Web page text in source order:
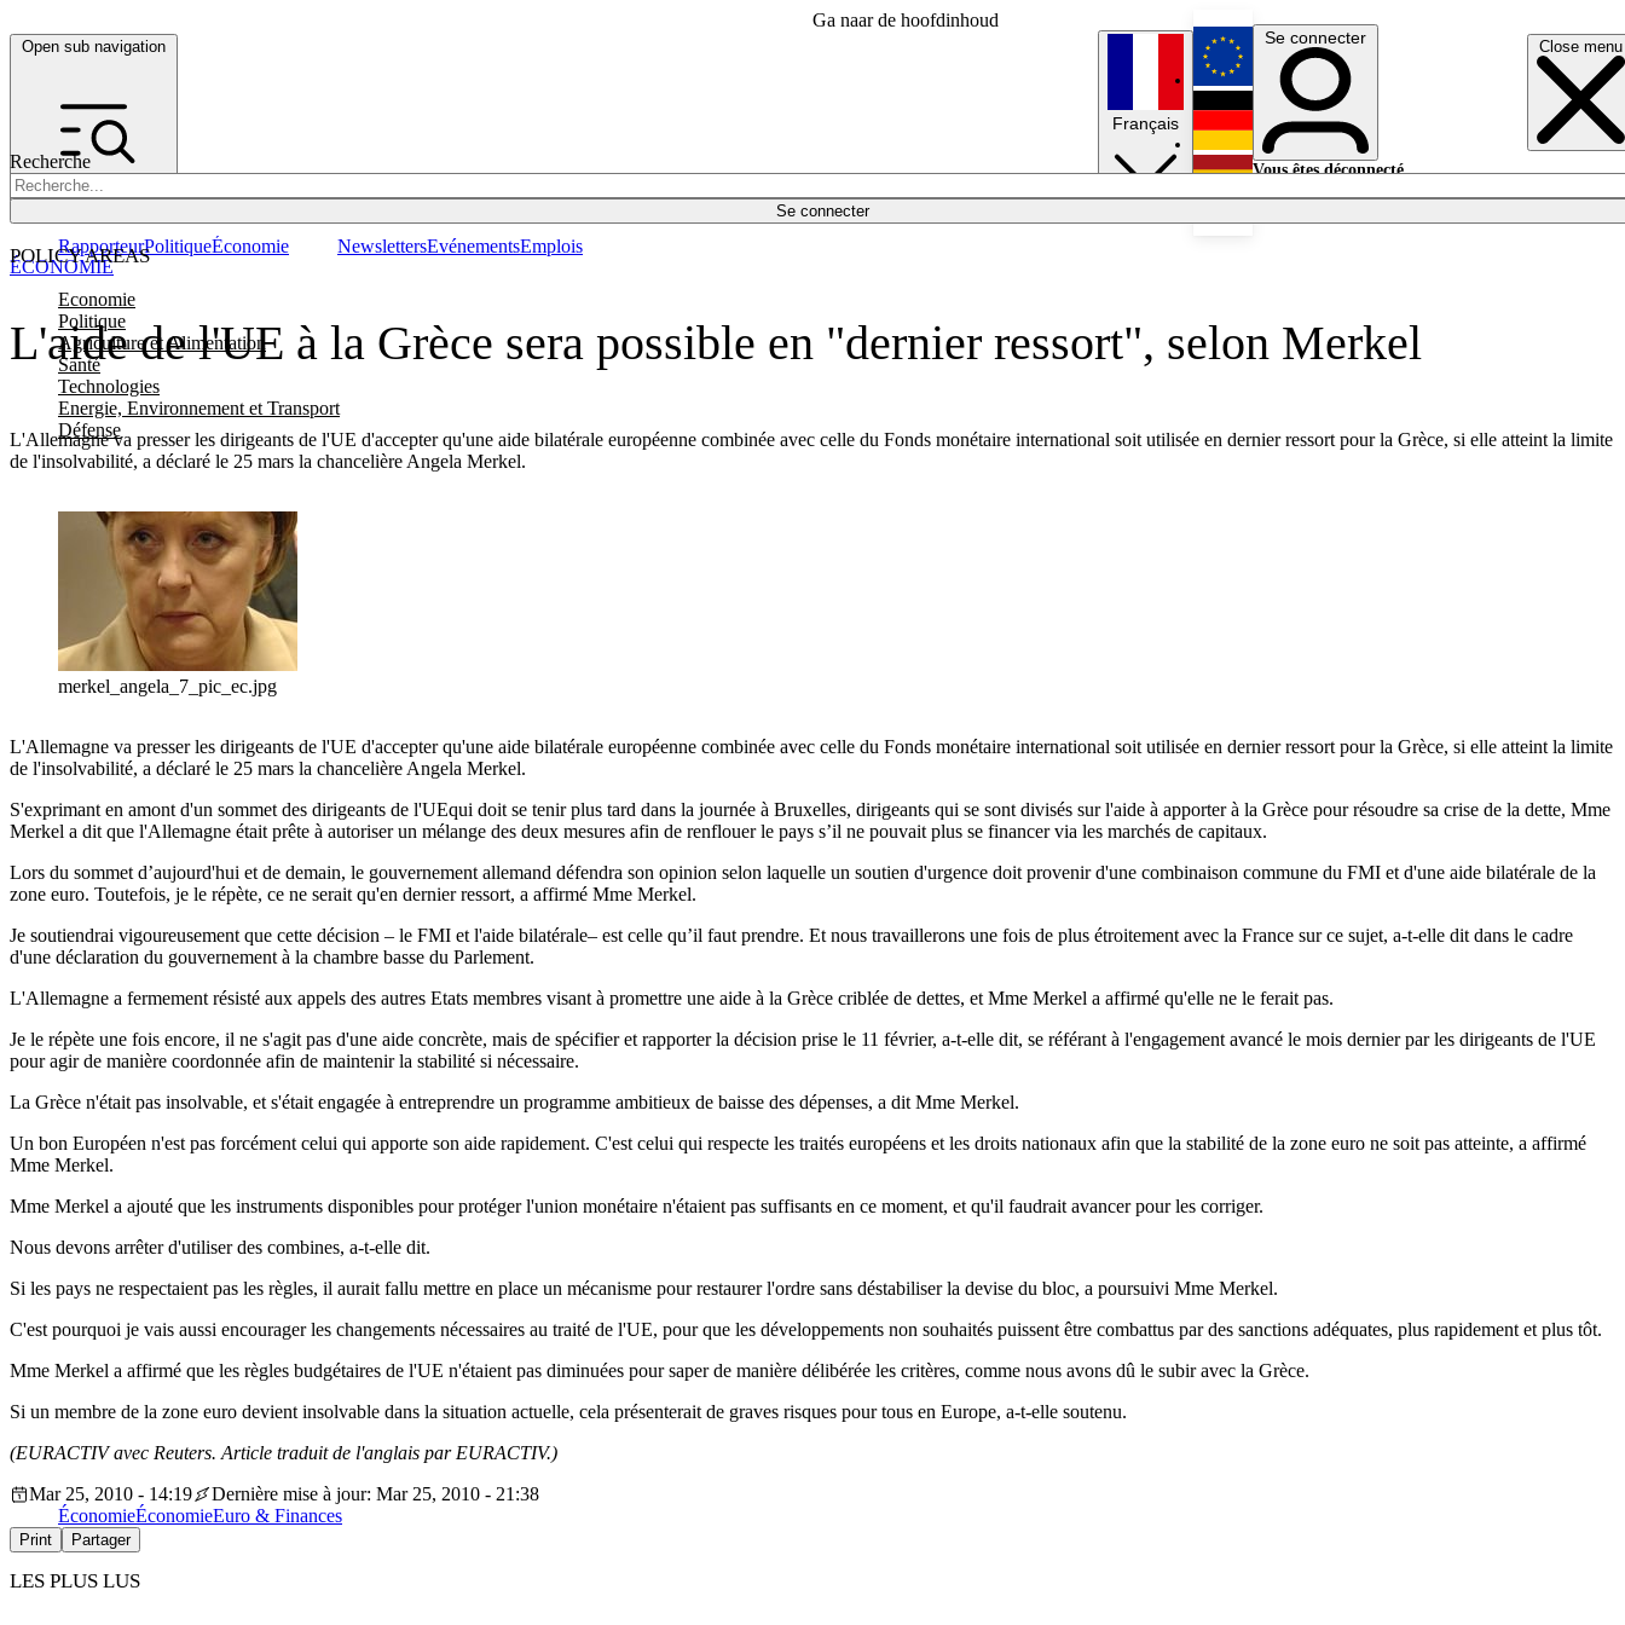
Ga naar de hoofdinhoud
Open sub navigation Close menu
Recherche
Se connecter
POLICY AREAS
Economie
Politique
Agriculture et Alimentation
Santé
Technologies
Energie, Environnement et Transport
Défense
RapporteurPolitiqueÉconomie NewslettersEvénementsEmplois
Français
English
Deutsch
Se connecter
Vous êtes déconnecté.
L'aide de l'UE à la Grèce sera possible en "dernier ressort", selon Merkel
L'Allemagne va presser les dirigeants de l'UE d'accepter qu'une aide bilatérale européenne combinée avec celle du Fonds monétaire international soit utilisée en dernier ressort pour la Grèce, si elle atteint la limite
de l'insolvabilité, a déclaré le 25 mars la chancelière Angela Merkel.
ÉCONOMIE
merkel_angela_7_pic_ec.jpg
L'Allemagne va presser les dirigeants de l'UE d'accepter qu'une aide bilatérale européenne combinée avec celle du Fonds monétaire international soit utilisée en dernier ressort pour la Grèce, si elle atteint la limite
de l'insolvabilité, a déclaré le 25 mars la chancelière Angela Merkel.
S'exprimant en amont d'un sommet des dirigeants de l'UEqui doit se tenir plus tard dans la journée à Bruxelles, dirigeants qui se sont divisés sur l'aide à apporter à la Grèce pour résoudre sa crise de la dette, Mme
Merkel a dit que l'Allemagne était prête à autoriser un mélange des deux mesures afin de renflouer le pays s’il ne pouvait plus se financer via les marchés de capitaux.
Lors du sommet d’aujourd'hui et de demain, le gouvernement allemand défendra son opinion selon laquelle un soutien d'urgence doit provenir d'une combinaison commune du FMI et d'une aide bilatérale de la
zone euro. Toutefois, je le répète, ce ne serait qu'en dernier ressort, a affirmé Mme Merkel.
Je soutiendrai vigoureusement que cette décision – le FMI et l'aide bilatérale– est celle qu’il faut prendre. Et nous travaillerons une fois de plus étroitement avec la France sur ce sujet, a-t-elle dit dans le cadre
d'une déclaration du gouvernement à la chambre basse du Parlement.
L'Allemagne a fermement résisté aux appels des autres Etats membres visant à promettre une aide à la Grèce criblée de dettes, et Mme Merkel a affirmé qu'elle ne le ferait pas.
Je le répète une fois encore, il ne s'agit pas d'une aide concrète, mais de spécifier et rapporter la décision prise le 11 février, a-t-elle dit, se référant à l'engagement avancé le mois dernier par les dirigeants de l'UE
pour agir de manière coordonnée afin de maintenir la stabilité si nécessaire.
La Grèce n'était pas insolvable, et s'était engagée à entreprendre un programme ambitieux de baisse des dépenses, a dit Mme Merkel.
Un bon Européen n'est pas forcément celui qui apporte son aide rapidement. C'est celui qui respecte les traités européens et les droits nationaux afin que la stabilité de la zone euro ne soit pas atteinte, a affirmé
Mme Merkel.
Mme Merkel a ajouté que les instruments disponibles pour protéger l'union monétaire n'étaient pas suffisants en ce moment, et qu'il faudrait avancer pour les corriger.
Nous devons arrêter d'utiliser des combines, a-t-elle dit.
Si les pays ne respectaient pas les règles, il aurait fallu mettre en place un mécanisme pour restaurer l'ordre sans déstabiliser la devise du bloc, a poursuivi Mme Merkel.
C'est pourquoi je vais aussi encourager les changements nécessaires au traité de l'UE, pour que les développements non souhaités puissent être combattus par des sanctions adéquates, plus rapidement et plus tôt.
Mme Merkel a affirmé que les règles budgétaires de l'UE n'étaient pas diminuées pour saper de manière délibérée les critères, comme nous avons dû le subir avec la Grèce.
Si un membre de la zone euro devient insolvable dans la situation actuelle, cela présenterait de graves risques pour tous en Europe, a-t-elle soutenu.
(EURACTIV avec Reuters. Article traduit de l'anglais par EURACTIV.)
Mar 25, 2010 - 14:19
Dernière mise à jour: Mar 25, 2010 - 21:38
ÉconomieÉconomieEuro & Finances
Print Partager
LES PLUS LUS